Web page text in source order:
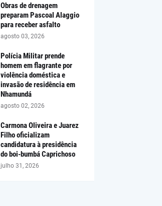
Obras de drenagem
preparam Pascoal Alaggio
para receber asfalto
agosto 03, 2026
Polícia Militar prende
homem em flagrante por
violência doméstica e
invasão de residência em
Nhamundá
agosto 02, 2026
Carmona Oliveira e Juarez
Filho oficializam
candidatura à presidência
do boi-bumbá Caprichoso
julho 31, 2026